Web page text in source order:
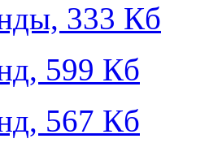
333 Кб
599 Кб
567 Кб